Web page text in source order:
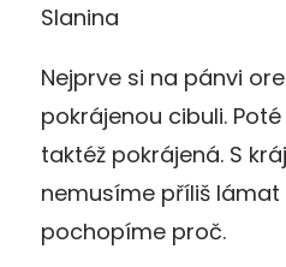
Slanina
Nejprve si na pánvi
pokrájenou cibuli.
taktéž pokrájená. S
nemusíme příliš lámat
pochopíme proč.